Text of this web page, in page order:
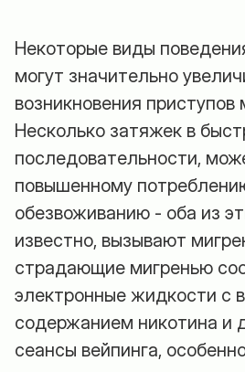
Некоторые виды
могут значительно
возникновения приступов
Несколько затяжек в
последовательности,
повышенному
обезвоживанию - оба из
известно, вызывают
страдающие мигренью
электронные жидкости с
содержанием никотина и
сеансы вейпинга,